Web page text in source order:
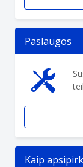
Paslaugos
Kaip